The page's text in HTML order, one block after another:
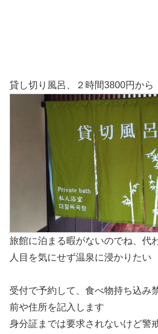
貸し切り風呂、２時間3800円から
旅館に泊まる暇がないのでね、代
人目を気にせず温泉に浸かりたい
受付で予約して、食べ物持ち込み
前や住所を記入します
身分証までは要求されないけど警